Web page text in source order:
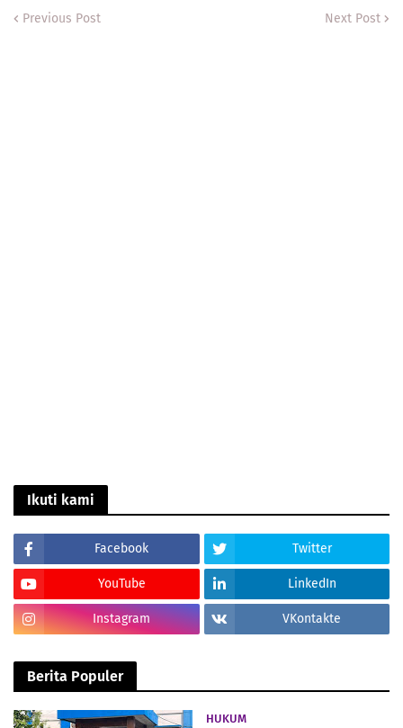
Previous Post Next Post
Ikuti kami
Facebook Twitter
YouTube LinkedIn
Instagram VKontakte
Berita Populer
HUKUM